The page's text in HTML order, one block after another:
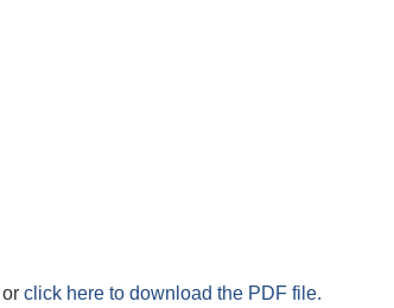
or click here to download the PDF file.